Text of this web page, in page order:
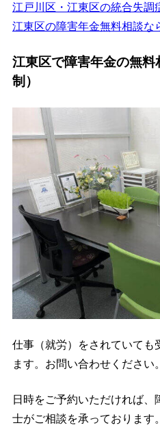
江戸川区・江東区の統合失調
江東区の障害年金無料相談な
江東区で障害年金の無
制）
仕事（就労）をされていても
ます。お問い合わせください。
日時をご予約いただければ
士がご相談を承っております。